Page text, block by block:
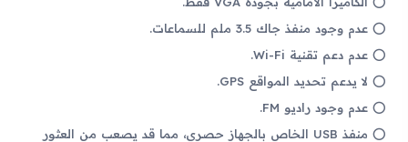
عدم وجود منفذ جاك 3.5 ملم للسماعات.
عدم دعم تقنية Wi-Fi.
لا يدعم تحديد المواقع GPS.
عدم وجود راديو FM.
منفذ USB الخاص بالجهاز حصري، مما قد يصعب من العثور